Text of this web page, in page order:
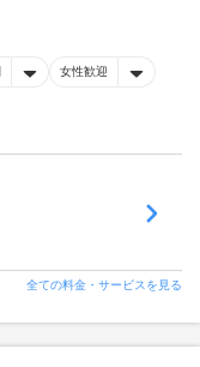
女性歓迎
全ての料金・サービスを見る